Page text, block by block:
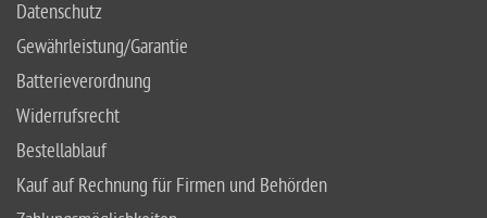
Datenschutz
Gewährleistung/Garantie
Batterieverordnung
Widerrufsrecht
Bestellablauf
Kauf auf Rechnung für Firmen und Behörden